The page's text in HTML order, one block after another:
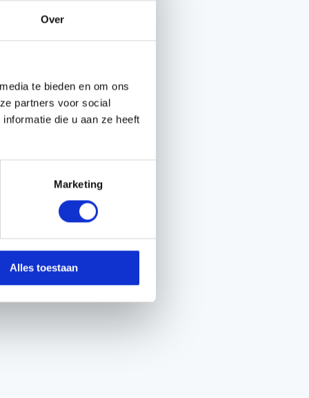
Over
te bieden en om ons
partners voor social
die u aan ze heeft
Marketing
Alles toestaan